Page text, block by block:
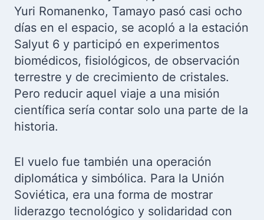
Yuri Romanenko, Tamayo pasó casi ocho
días en el espacio, se acopló a la estación
Salyut 6 y participó en experimentos
biomédicos, fisiológicos, de observación
terrestre y de crecimiento de cristales.
Pero reducir aquel viaje a una misión
científica sería contar solo una parte de la
historia.
El vuelo fue también una operación
diplomática y simbólica. Para la Unión
Soviética, era una forma de mostrar
liderazgo tecnológico y solidaridad con